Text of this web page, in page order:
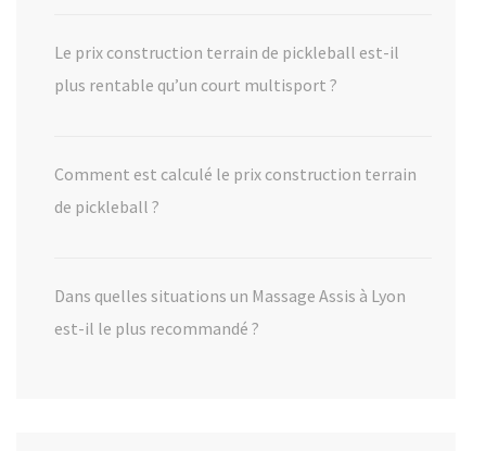
Le prix construction terrain de pickleball est-il
plus rentable qu’un court multisport ?
Comment est calculé le prix construction terrain
de pickleball ?
Dans quelles situations un Massage Assis à Lyon
est-il le plus recommandé ?